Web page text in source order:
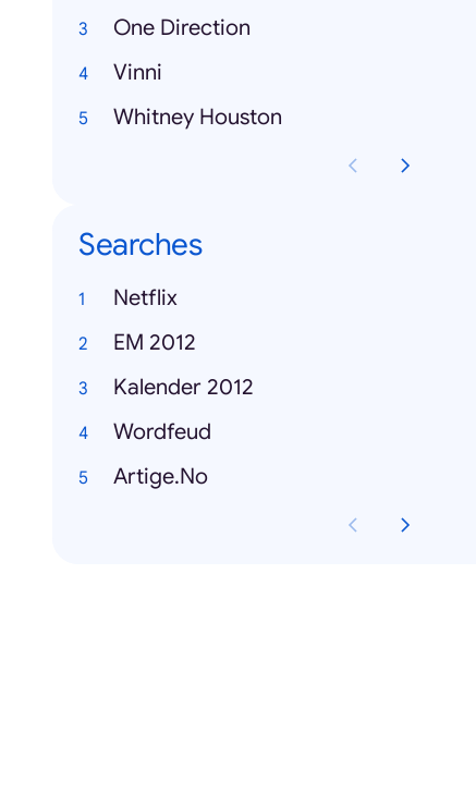
One Direction
Vinni
Whitney Houston
Searches
Netflix
EM 2012
Kalender 2012
Wordfeud
Artige.No